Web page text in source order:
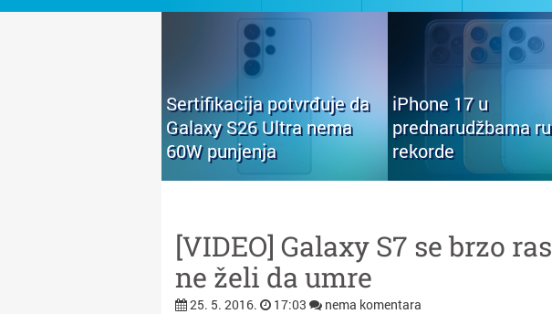
Sertifikacija potvrđuje da
Galaxy S26 Ultra nema
60W punjenja
iPhone 17 u
prednarudžbama
rekorde
[VIDEO] Galaxy S7 se brzo
ne želi da umre
25. 5. 2016. 17:03 nema komentara